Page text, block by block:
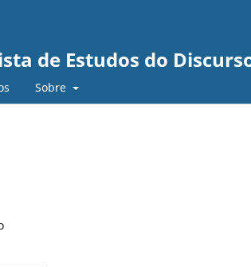
de Estudos do
Sobre